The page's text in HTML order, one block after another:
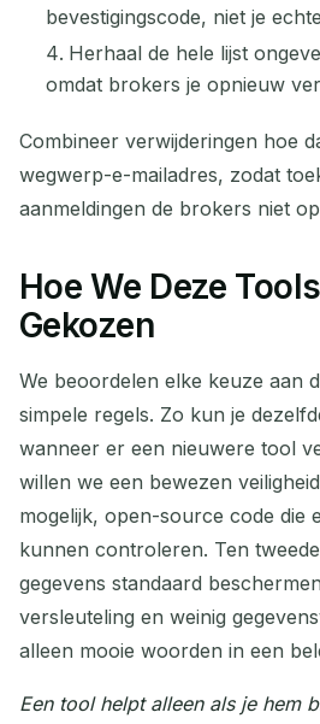
bevestigingscode, niet je
Herhaal de hele lijst
omdat brokers je opnieuw
Combineer verwijderingen hoe
wegwerp-e-mailadres, zodat
aanmeldingen de brokers niet
Hoe We Deze
Gekozen
We beoordelen elke keuze aan
simpele regels. Zo kun je
wanneer er een nieuwere tool
willen we een bewezen
mogelijk, open-source code die
kunnen controleren. Ten
gegevens standaard
versleuteling en weinig
alleen mooie woorden in een
Een tool helpt alleen als je hem